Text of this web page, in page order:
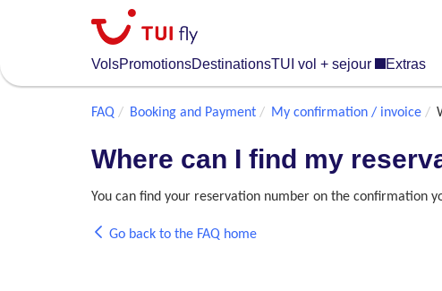
content
VolsPromotionsDestinationsTUI vol + sejour Extras
FAQ Booking and Payment My confirmation / invoice
Where can I find my
You can find your reservation number on the confirmation
Go back to the FAQ home